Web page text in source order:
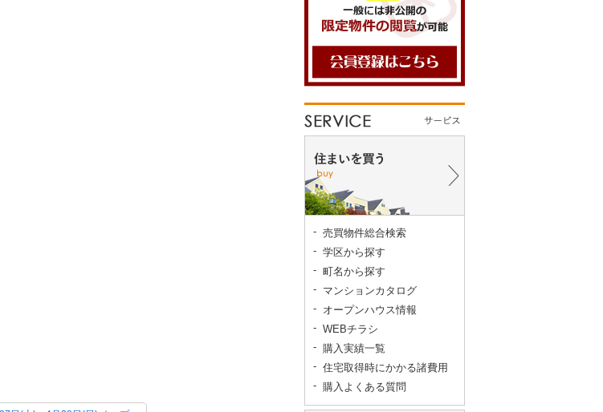
売買物件総合検索
学区から探す
町名から探す
マンションカタログ
オープンハウス情報
WEBチラシ
購入実績一覧
住宅取得時にかかる諸費用
購入よくある質問